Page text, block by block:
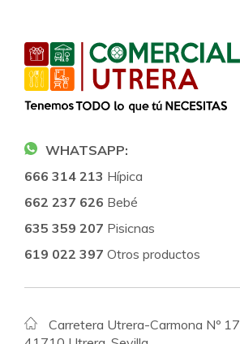
WHATSAPP:
666 314 213 Hípica
662 237 626 Bebé
635 359 207 Pisicnas
619 022 397 Otros productos
Carretera Utrera-Carmona Nº 17